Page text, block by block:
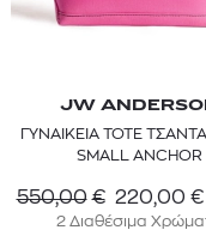
JW
ΓΥΝΑΙΚΕΙΑ TOTE
SMALL ANCHOR
550,00 € 220,00 €
2 Διαθέσιμα